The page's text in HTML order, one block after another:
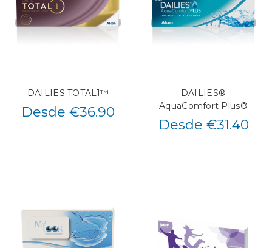
DAILIES TOTAL1™
Desde €36.90
DAILIES®
AquaComfort Plus®
Desde €31.40